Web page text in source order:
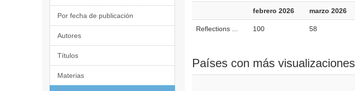
Por fecha de publicación
Autores
Títulos
Materias
febrero 2026 marzo 2026
Reflections ... 100 58
Países con más visualizaciones